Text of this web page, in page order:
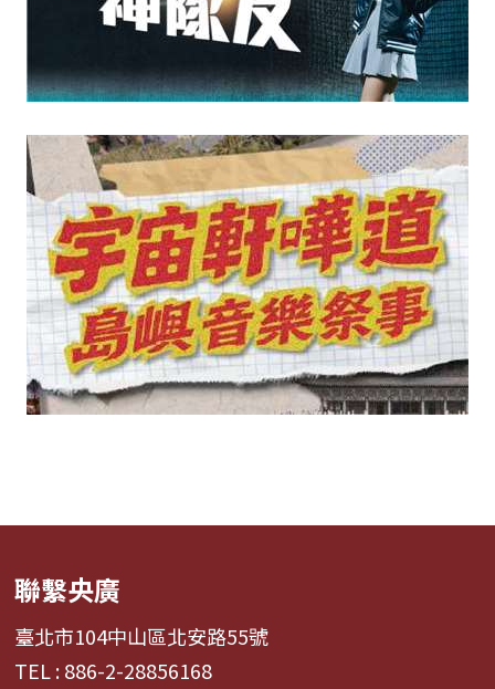
聯繫央廣
臺北市104中山區北安路55號
TEL : 886-2-28856168